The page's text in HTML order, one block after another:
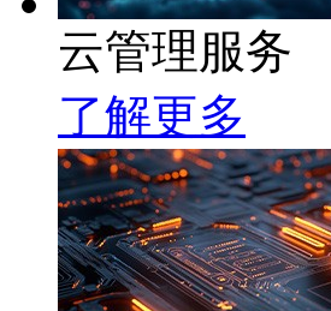
云管理服务
了解更多